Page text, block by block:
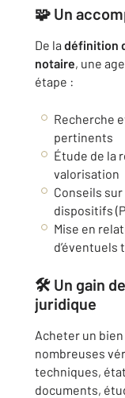
🧩 Un
De la définition
notaire, une
étape :
Recherche
pertinents
Étude de la
valorisation
Conseils
dispositifs
Mise en
d’éventuels
🛠 Un gain
juridique
Acheter un
nombreuses
techniques,
documents,